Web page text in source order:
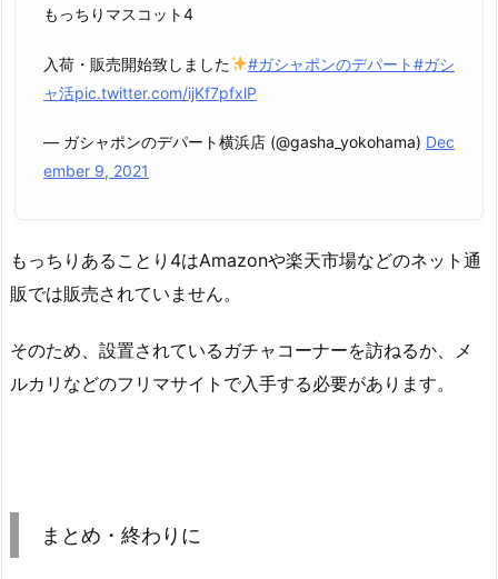
もっちりマスコット4
入荷・販売開始致しました #ガシャポンのデパート#ガシ
ャ活pic.twitter.com/ijKf7pfxlP
— ガシャポンのデパート横浜店 (@gasha_yokohama) Dec
ember 9, 2021
もっちりあることり4はAmazonや楽天市場などのネット通
販では販売されていません。
そのため、設置されているガチャコーナーを訪ねるか、メ
ルカリなどのフリマサイトで入手する必要があります。
まとめ・終わりに